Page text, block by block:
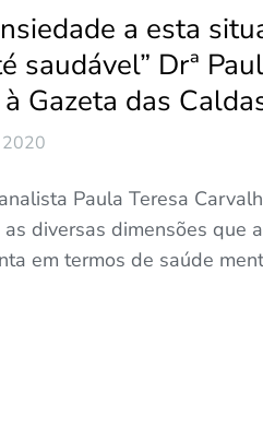
a esta
saudável” Drª
Gazeta das
Paula Teresa
diversas dimensões que
em termos de saúde